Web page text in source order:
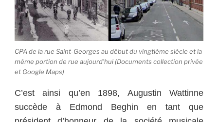
CPA de la rue Saint-Georges au début du vingtième siècle et la
même portion de rue aujourd’hui (Documents collection privée
et Google Maps)
C’est ainsi qu’en 1898, Augustin Wattinne
succède à Edmond Beghin en tant que